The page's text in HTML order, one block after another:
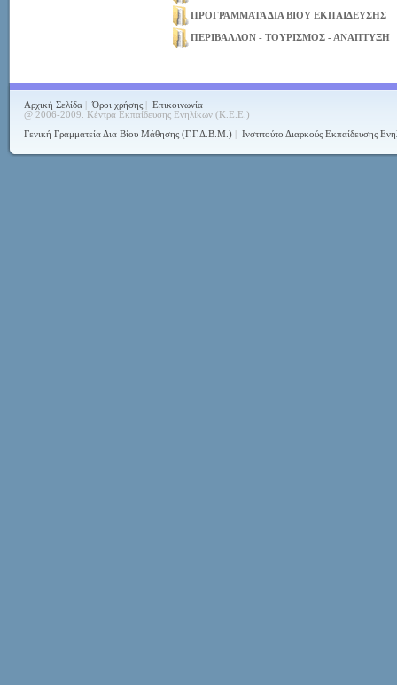
ΠΡΟΓΡΑΜΜΑΤΑ ΔΙΑ ΒΙΟΥ ΕΚΠΑΙΔΕΥΣΗΣ
ΠΕΡΙΒΑΛΛΟΝ - ΤΟΥΡΙΣΜΟΣ - ΑΝΑΠΤΥΞΗ
Αρχική Σελίδα |Όροι χρήσης
Επικοινωνία
@ 2006-2009. Κέντρα Εκπαίδευσης Ενηλίκων (Κ.Ε.Ε.)
Γενική Γραμματεία Δια Βίου Μάθησης (Γ.Γ.Δ.Β.Μ.)
Ινστιτούτο Διαρκούς Εκπαίδευσης